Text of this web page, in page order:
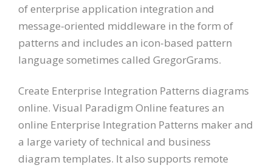
of enterprise application integration and
message-oriented middleware in the form of
patterns and includes an icon-based pattern
language sometimes called GregorGrams.
Create Enterprise Integration Patterns diagrams
online. Visual Paradigm Online features an
online Enterprise Integration Patterns maker and
a large variety of technical and business
diagram templates. It also supports remote